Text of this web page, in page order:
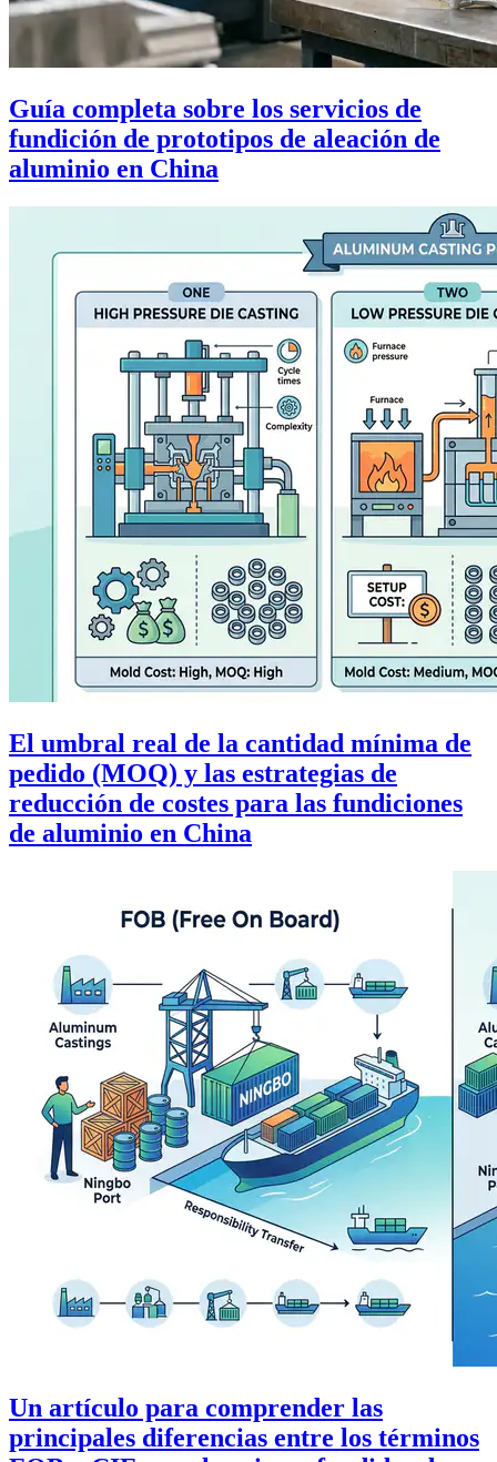
Guía completa sobre los servicios de
fundición de prototipos de aleación de
aluminio en China
El umbral real de la cantidad mínima de
pedido (MOQ) y las estrategias de
reducción de costes para las fundiciones
de aluminio en China
Un artículo para comprender las
principales diferencias entre los términos